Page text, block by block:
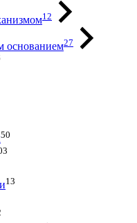
12
основанием27
50
13